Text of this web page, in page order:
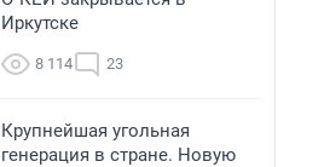
Иркутске
8 114 23
Крупнейшая угольная
генерация в стране. Новую